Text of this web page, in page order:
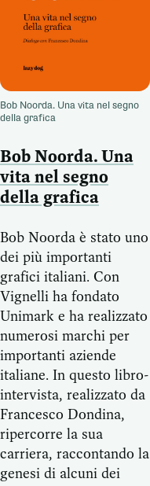
Bob Noorda. Una vita nel segno
della grafica
Bob Noorda. Una
vita nel segno
della grafica
Bob Noorda è stato uno
dei più importanti
grafici italiani. Con
Vignelli ha fondato
Unimark e ha realizzato
numerosi marchi per
importanti aziende
italiane. In questo libro-
intervista, realizzato da
Francesco Dondina,
ripercorre la sua
carriera, raccontando la
genesi di alcuni dei